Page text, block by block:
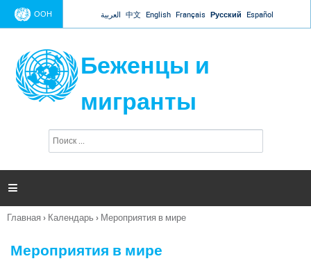
Jump to navigation
ООН العربية 中文 English Français Русский Español
Беженцы и
мигранты
п
и

Вы
Главная › Календарь › Мероприятия в мире
Мероприятия в мире